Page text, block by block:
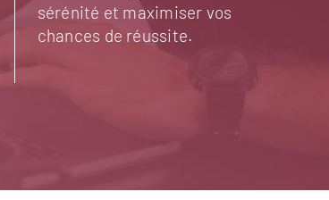
sérénité et maximiser vos
chances de réussite.